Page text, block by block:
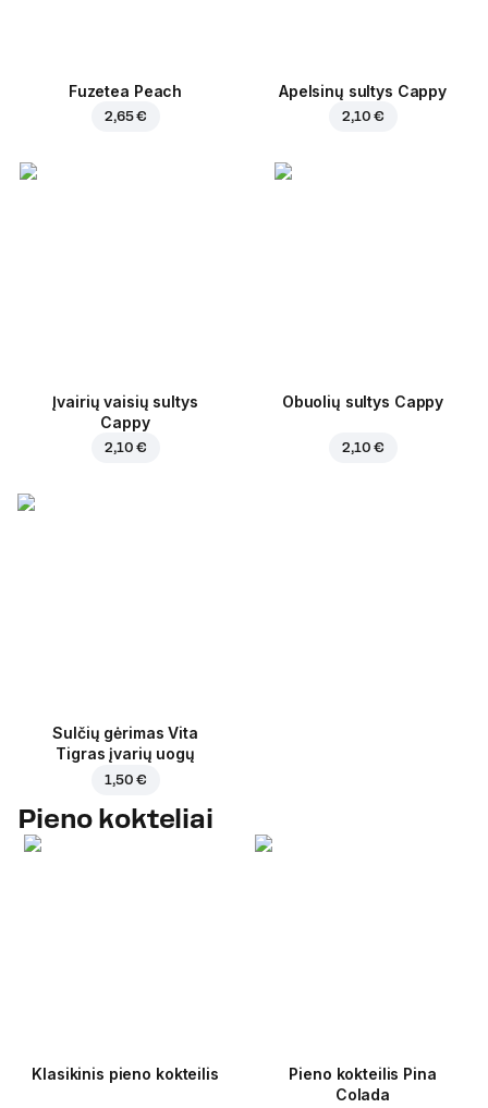
Fuzetea Peach
2,65 €
Apelsinų sultys Cappy
2,10 €
Įvairių vaisių sultys
Cappy
2,10 €
Obuolių sultys Cappy
2,10 €
Sulčių gėrimas Vita
Tigras įvarių uogų
1,50 €
Pieno kokteliai
Klasikinis pieno kokteilis
Pieno kokteilis Pina
Colada